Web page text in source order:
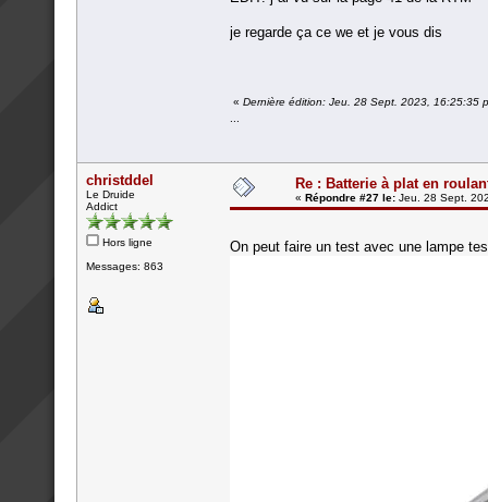
je regarde ça ce we et je vous dis
« Dernière édition: Jeu. 28 Sept. 2023, 16:25:35
christddel
Le Druide
Addict
Hors ligne
Messages: 863
Re : Batterie à plat en
« Répondre #27 le: Jeu. 28 Sept.
On peut faire un test avec une lampe